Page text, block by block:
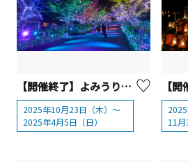
【開催終了】よみうりランド ジュエルミネーション® 2025
2025年10月23日（木）～
2025年4月5日（日）
11月